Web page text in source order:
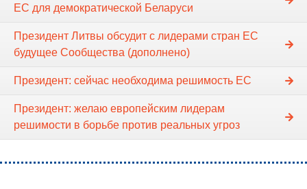
ЕС для демократической Беларуси
Президент Литвы обсудит с лидерами стран ЕС
будущее Сообщества (дополнено)
Президент: сейчас необходима решимость ЕС
Президент: желаю европейским лидерам
решимости в борьбе против реальных угроз